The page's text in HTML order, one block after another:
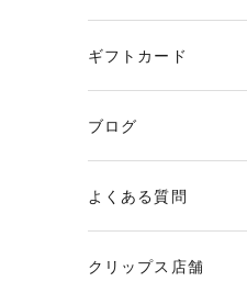
ギフトカード
ブログ
よくある質問
クリップス店舗